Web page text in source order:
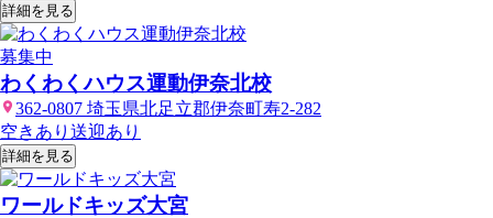
詳細を見る
募集中
わくわくハウス運動伊奈北校
362-0807 埼玉県北足立郡伊奈町寿2-282
空きあり 送迎あり
詳細を見る
ワールドキッズ大宮